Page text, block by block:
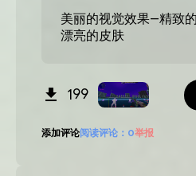
美丽的视觉效果--精致
漂亮的皮肤
199
添加评论阅读评论： 0举报